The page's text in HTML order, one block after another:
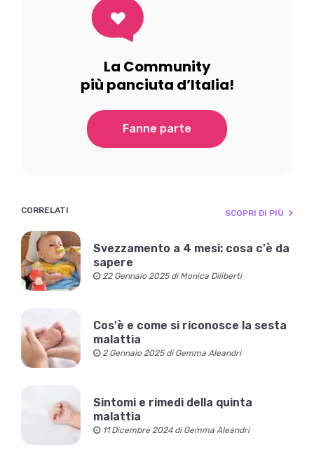
La Community
più panciuta d’Italia!
Fanne parte
CORRELATI SCOPRI DI PIÙ
Svezzamento a 4 mesi: cosa c'è da
sapere
22 Gennaio 2025 di Monica Diliberti
Cos'è e come si riconosce la sesta
malattia
2 Gennaio 2025 di Gemma Aleandri
Sintomi e rimedi della quinta
malattia
11 Dicembre 2024 di Gemma Aleandri